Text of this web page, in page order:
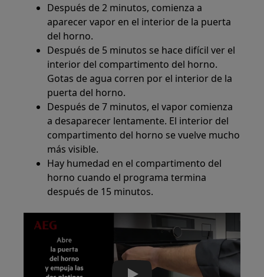
Después de 2 minutos, comienza a
aparecer vapor en el interior de la puerta
del horno.
Después de 5 minutos se hace difícil ver el
interior del compartimento del horno.
Gotas de agua corren por el interior de la
puerta del horno.
Después de 7 minutos, el vapor comienza
a desaparecer lentamente. El interior del
compartimento del horno se vuelve mucho
más visible.
Hay humedad en el compartimento del
horno cuando el programa termina
después de 15 minutos.